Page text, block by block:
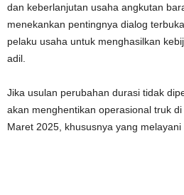
dan keberlanjutan usaha angkutan
menekankan pentingnya dialog
pelaku usaha untuk menghasilkan
adil.
Jika usulan perubahan durasi tidak
akan menghentikan operasional truk
Maret 2025, khususnya yang